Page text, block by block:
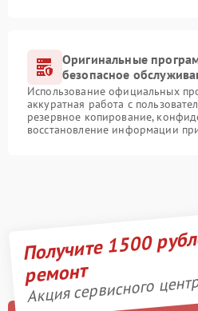
Оригинальные
безопасное
Использование официальных
аккуратная работа с
резервное копирование,
восстановление информации
Получите 1500
ремонт
Акция сервисного